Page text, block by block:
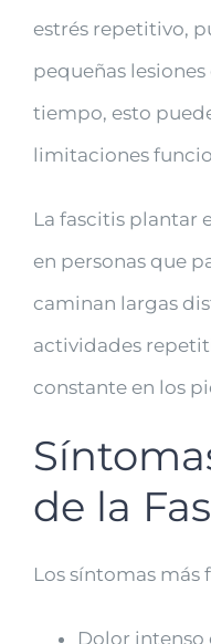
estrés repetitivo,
pequeñas
tiempo, esto
limitaciones
La fascitis plantar
en personas que
caminan largas
actividades
constante en los
de la
Los síntomas más
Dolor intenso